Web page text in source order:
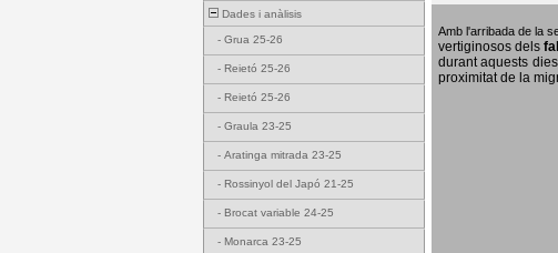
Dades i anàlisis
- Grua 25-26
- Reietó 25-26
- Reietó 25-26
- Graula 23-25
- Aratinga mitrada 23-25
- Rossinyol del Japó 21-25
- Brocat variable 24-25
- Monarca 23-25
Amb l'arribada de la
vertiginosos dels
durant aquests
proximitat de la